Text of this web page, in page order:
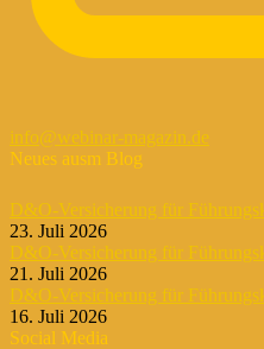
info@webinar-magazin.de
Neues ausm Blog
D&O-Versicherung für
23. Juli 2026
D&O-Versicherung für
21. Juli 2026
D&O-Versicherung für
16. Juli 2026
Social Media